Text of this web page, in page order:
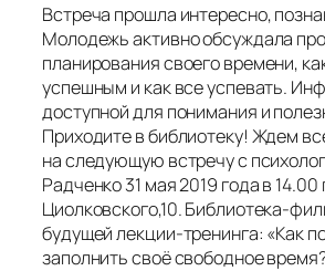
Встреча прошла интересно,
Молодежь активно обсуждала
планирования своего времени,
успешным и как все успевать.
доступной для понимания и
Приходите в библиотеку! Ждем
на следующую встречу с
Радченко 31 мая 2019 года в 14.00
Циолковского,10. Библиотека-
будущей лекции-тренинга: «Как
заполнить своё свободное